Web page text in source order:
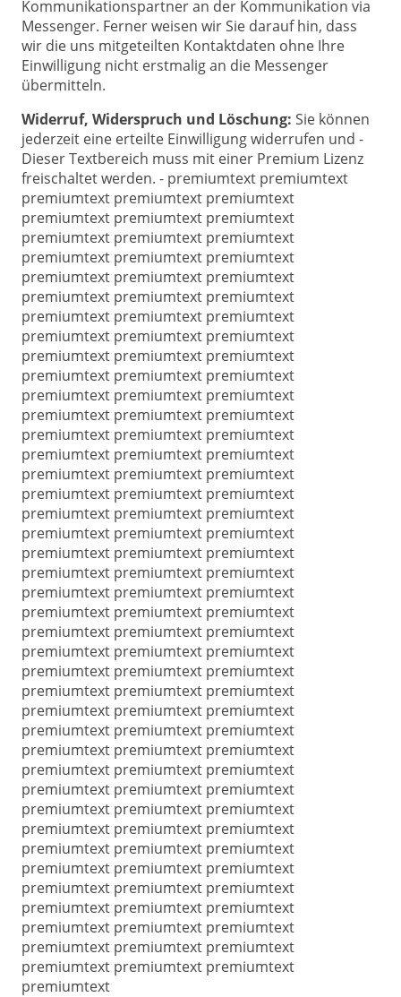
Kommunikationspartner an der Kommunikation via
Messenger. Ferner weisen wir Sie darauf hin, dass
wir die uns mitgeteilten Kontaktdaten ohne Ihre
Einwilligung nicht erstmalig an die Messenger
übermitteln.
Widerruf, Widerspruch und Löschung: Sie können
jederzeit eine erteilte Einwilligung widerrufen und -
Dieser Textbereich muss mit einer Premium Lizenz
freischaltet werden. - premiumtext premiumtext
premiumtext premiumtext premiumtext
premiumtext premiumtext premiumtext
premiumtext premiumtext premiumtext
premiumtext premiumtext premiumtext
premiumtext premiumtext premiumtext
premiumtext premiumtext premiumtext
premiumtext premiumtext premiumtext
premiumtext premiumtext premiumtext
premiumtext premiumtext premiumtext
premiumtext premiumtext premiumtext
premiumtext premiumtext premiumtext
premiumtext premiumtext premiumtext
premiumtext premiumtext premiumtext
premiumtext premiumtext premiumtext
premiumtext premiumtext premiumtext
premiumtext premiumtext premiumtext
premiumtext premiumtext premiumtext
premiumtext premiumtext premiumtext
premiumtext premiumtext premiumtext
premiumtext premiumtext premiumtext
premiumtext premiumtext premiumtext
premiumtext premiumtext premiumtext
premiumtext premiumtext premiumtext
premiumtext premiumtext premiumtext
premiumtext premiumtext premiumtext
premiumtext premiumtext premiumtext
premiumtext premiumtext premiumtext
premiumtext premiumtext premiumtext
premiumtext premiumtext premiumtext
premiumtext premiumtext premiumtext
premiumtext premiumtext premiumtext
premiumtext premiumtext premiumtext
premiumtext premiumtext premiumtext
premiumtext premiumtext premiumtext
premiumtext premiumtext premiumtext
premiumtext premiumtext premiumtext
premiumtext premiumtext premiumtext
premiumtext premiumtext premiumtext
premiumtext premiumtext premiumtext
premiumtext premiumtext premiumtext
premiumtext